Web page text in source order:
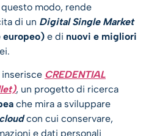
modo, rende
di un Digital Single Market
europeo) e di nuovi e migliori
inserisce CREDENTIAL
, un progetto di ricerca
che mira a sviluppare
cloudcon cui conservare,
e dati personali